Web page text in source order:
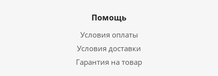
Помощь
Условия оплаты
Условия доставки
Гарантия на товар